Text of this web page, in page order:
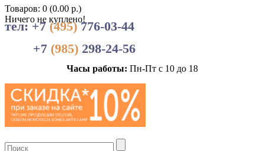
Товаров: 0 (0.00 р.)
Ничего не куплено!
тел: +7(495)776-03-44
+7 (985) 298-24-56
Часы работы: Пн-Пт с 10 до 18